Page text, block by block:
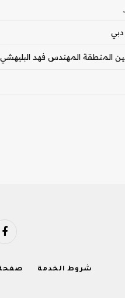
المنطقة المهندس فهد البليهشي
شروط الخدمة